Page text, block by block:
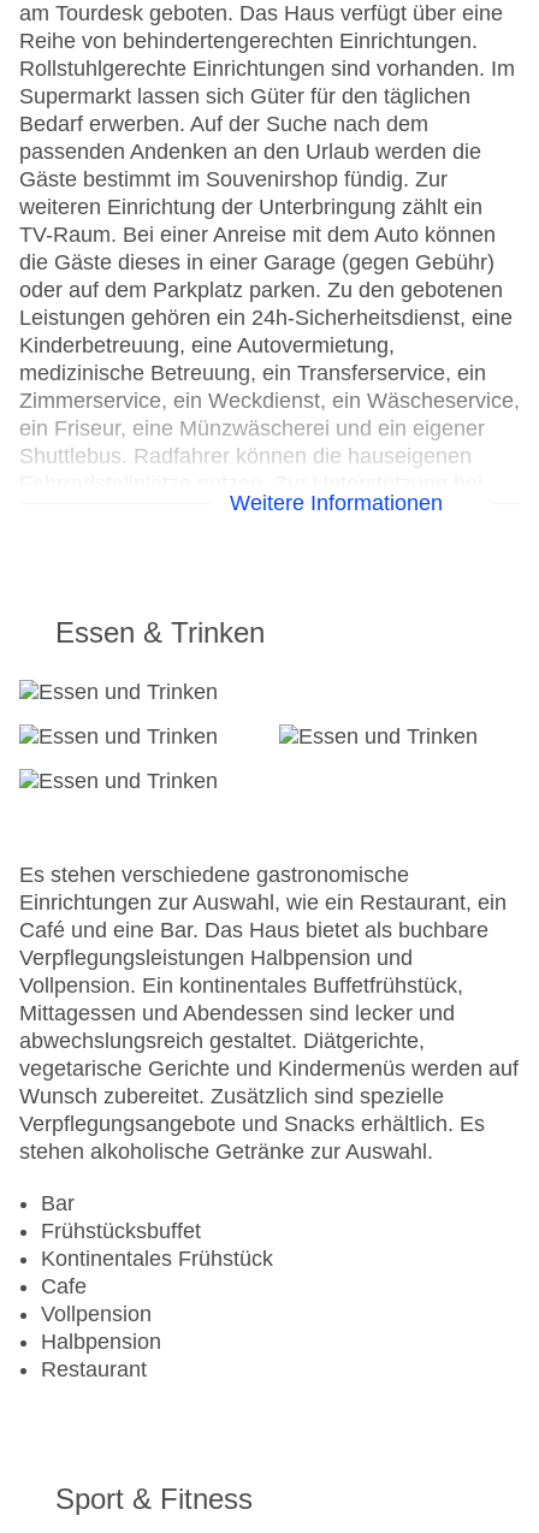
am Tourdesk geboten. Das Haus verfügt über eine
Reihe von behindertengerechten Einrichtungen.
Rollstuhlgerechte Einrichtungen sind vorhanden. Im
Supermarkt lassen sich Güter für den täglichen
Bedarf erwerben. Auf der Suche nach dem
passenden Andenken an den Urlaub werden die
Gäste bestimmt im Souvenirshop fündig. Zur
weiteren Einrichtung der Unterbringung zählt ein
TV-Raum. Bei einer Anreise mit dem Auto können
die Gäste dieses in einer Garage (gegen Gebühr)
oder auf dem Parkplatz parken. Zu den gebotenen
Leistungen gehören ein 24h-Sicherheitsdienst, eine
Kinderbetreuung, eine Autovermietung,
medizinische Betreuung, ein Transferservice, ein
Zimmerservice, ein Weckdienst, ein Wäscheservice,
ein Friseur, eine Münzwäscherei und ein eigener
Shuttlebus. Radfahrer können die hauseigenen
Geschäftstätigkeiten ist ein Faxgerät verfügbar.
Check-in von: 13:00:00
Check-out bis: 12:00:00
Garage: gegen Gebühr
Hoteleröffnung: 1960
WLAN/WiFi im Hotel
Minimarkt
Anzahl der Aufzüge: 2
Haustiere
Zimmerservice
Gesamtanzahl der Stockwerke: 3
Gesamtanzahl der Zimmer: 63
Pools:Outdoor Pool, Liegen am Pool
Zahlungsarten: American Express, EC Maestro,
Mastercard, Visa
Landeskategorie: 3 Sterne
Weitere Informationen
Essen & Trinken
Es stehen verschiedene gastronomische
Einrichtungen zur Auswahl, wie ein Restaurant, ein
Café und eine Bar. Das Haus bietet als buchbare
Verpflegungsleistungen Halbpension und
Vollpension. Ein kontinentales Buffetfrühstück,
Mittagessen und Abendessen sind lecker und
abwechslungsreich gestaltet. Diätgerichte,
vegetarische Gerichte und Kindermenüs werden auf
Wunsch zubereitet. Zusätzlich sind spezielle
Verpflegungsangebote und Snacks erhältlich. Es
stehen alkoholische Getränke zur Auswahl.
Bar
Frühstücksbuffet
Kontinentales Frühstück
Cafe
Vollpension
Halbpension
Restaurant
Sport & Fitness